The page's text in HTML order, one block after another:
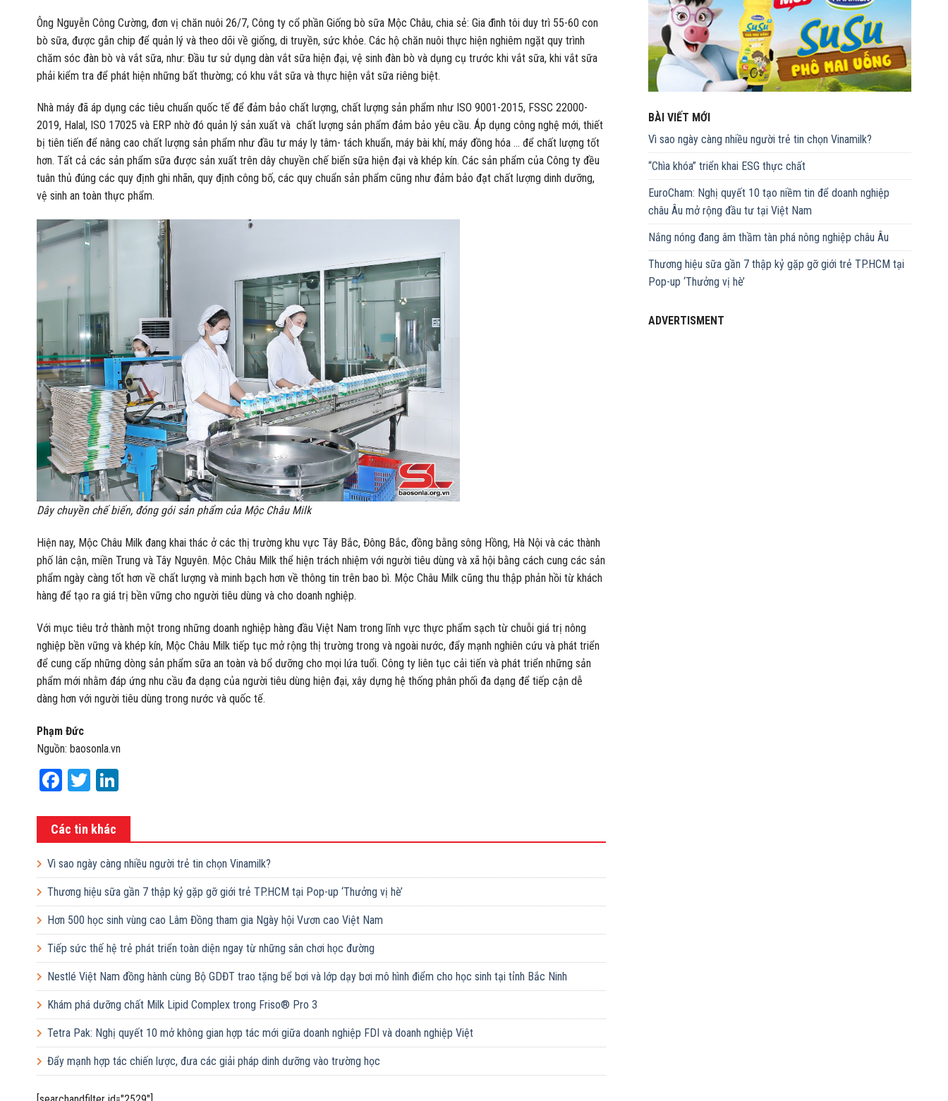
Ông Nguyễn Công Cường, đơn vị chăn nuôi 26/7, Công ty cổ phần Giống bò sữa Mộc Châu, chia sẻ: Gia đình tôi duy trì 55-60 con
bò sữa, được gắn chip để quản lý và theo dõi về giống, di truyền, sức khỏe. Các hộ chăn nuôi thực hiện nghiêm ngặt quy trình
chăm sóc đàn bò và vắt sữa, như: Đầu tư sử dụng dàn vắt sữa hiện đại, vệ sinh đàn bò và dụng cụ trước khi vắt sữa, khi vắt sữa
phải kiểm tra để phát hiện những bất thường; có khu vắt sữa và thực hiện vắt sữa riêng biệt.
Nhà máy đã áp dụng các tiêu chuẩn quốc tế để đảm bảo chất lượng, chất lượng sản phẩm như ISO 9001-2015, FSSC 22000-
2019, Halal, ISO 17025 và ERP nhờ đó quản lý sản xuất và chất lượng sản phẩm đảm bảo yêu cầu. Áp dụng công nghệ mới, thiết
bị tiên tiến để nâng cao chất lượng sản phẩm như đầu tư máy ly tâm- tách khuẩn, máy bài khí, máy đồng hóa … để chất lượng tốt
hơn. Tất cả các sản phẩm sữa được sản xuất trên dây chuyền chế biến sữa hiện đại và khép kín. Các sản phẩm của Công ty đều
tuân thủ đúng các quy định ghi nhãn, quy định công bố, các quy chuẩn sản phẩm cũng như đảm bảo đạt chất lượng dinh dưỡng,
vệ sinh an toàn thực phẩm.
Dây chuyền chế biến, đóng gói sản phẩm của Mộc Châu Milk
Hiện nay, Mộc Châu Milk đang khai thác ở các thị trường khu vực Tây Bắc, Đông Bắc, đồng bằng sông Hồng, Hà Nội và các thành
phố lân cận, miền Trung và Tây Nguyên. Mộc Châu Milk thể hiện trách nhiệm với người tiêu dùng và xã hội bằng cách cung các sản
phẩm ngày càng tốt hơn về chất lượng và minh bạch hơn về thông tin trên bao bì. Mộc Châu Milk cũng thu thập phản hồi từ khách
hàng để tạo ra giá trị bền vững cho người tiêu dùng và cho doanh nghiệp.
Với mục tiêu trở thành một trong những doanh nghiệp hàng đầu Việt Nam trong lĩnh vực thực phẩm sạch từ chuỗi giá trị nông
nghiệp bền vững và khép kín, Mộc Châu Milk tiếp tục mở rộng thị trường trong và ngoài nước, đẩy mạnh nghiên cứu và phát triển
để cung cấp những dòng sản phẩm sữa an toàn và bổ dưỡng cho mọi lứa tuổi. Công ty liên tục cải tiến và phát triển những sản
phẩm mới nhằm đáp ứng nhu cầu đa dạng của người tiêu dùng hiện đại, xây dựng hệ thống phân phối đa dạng để tiếp cận dễ
dàng hơn với người tiêu dùng trong nước và quốc tế.
Phạm Đức
Nguồn: baosonla.vn
Facebook
Twitter
Các tin khác
Vì sao ngày càng nhiều người trẻ tin chọn Vinamilk?
Thương hiệu sữa gần 7 thập kỷ gặp gỡ giới trẻ TP.HCM tại Pop-up ‘Thưởng vị hè’
Hơn 500 học sinh vùng cao Lâm Đồng tham gia Ngày hội Vươn cao Việt Nam
Tiếp sức thế hệ trẻ phát triển toàn diện ngay từ những sân chơi học đường
Nestlé Việt Nam đồng hành cùng Bộ GDĐT trao tặng bể bơi và lớp dạy bơi mô hình điểm cho học sinh tại tỉnh Bắc Ninh
Khám phá dưỡng chất Milk Lipid Complex trong Friso® Pro 3
Tetra Pak: Nghị quyết 10 mở không gian hợp tác mới giữa doanh nghiệp FDI và doanh nghiệp Việt
Đẩy mạnh hợp tác chiến lược, đưa các giải pháp dinh dưỡng vào trường học
BÀI VIẾT MỚI
Vì sao ngày càng nhiều người trẻ tin chọn Vinamilk?
“Chìa khóa” triển khai ESG thực chất
EuroCham: Nghị quyết 10 tạo niềm tin để doanh nghiệp
châu Âu mở rộng đầu tư tại Việt Nam
Nắng nóng đang âm thầm tàn phá nông nghiệp châu Âu
Thương hiệu sữa gần 7 thập kỷ gặp gỡ giới trẻ TP.HCM tại
Pop-up ‘Thưởng vị hè’
ADVERTISMENT